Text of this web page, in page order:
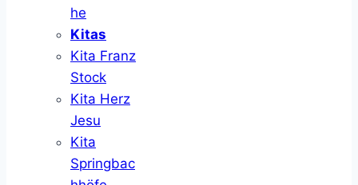
he
Kitas
Kita Franz
Stock
Kita Herz
Jesu
Kita
Springbac